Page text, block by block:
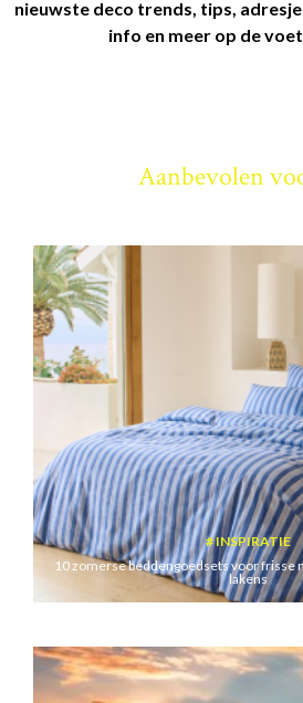
nieuwste deco trends, tips,
info en meer op de
Aanbevolen
INSPIRATIE
10 zomerse beddengoedsets voor frisse
lakens